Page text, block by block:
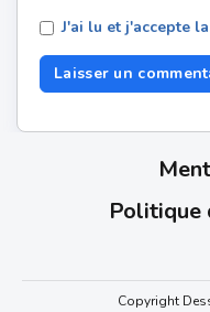
J'ai lu et j'accepte
Politique
Copyright